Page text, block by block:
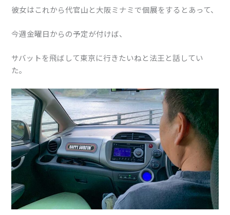
彼女はこれから代官山と大阪ミナミで個展をするとあって、
今週金曜日からの予定が付けば、
サバットを飛ばして東京に行きたいねと法王と話してい
た。